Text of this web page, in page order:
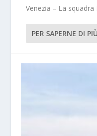
Venezia – La
PER SAPERNE DI PIÙ